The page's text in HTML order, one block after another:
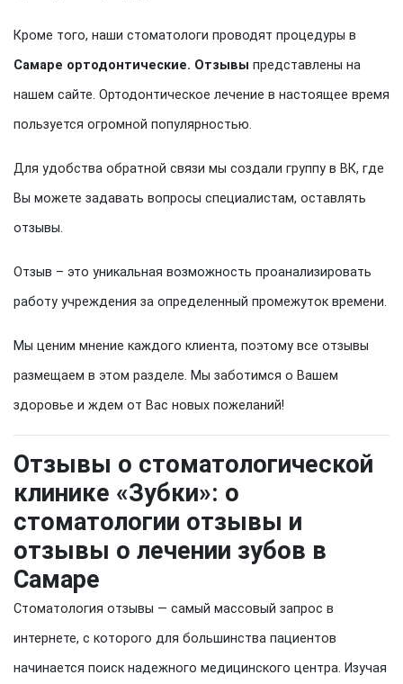
Кроме того, наши стоматологи проводят процедуры в
Самаре ортодонтические. Отзывы представлены на
нашем сайте. Ортодонтическое лечение в настоящее время
пользуется огромной популярностью.
Для удобства обратной связи мы создали группу в ВК, где
Вы можете задавать вопросы специалистам, оставлять
отзывы.
Отзыв – это уникальная возможность проанализировать
работу учреждения за определенный промежуток времени.
Мы ценим мнение каждого клиента, поэтому все отзывы
размещаем в этом разделе. Мы заботимся о Вашем
здоровье и ждем от Вас новых пожеланий!
Отзывы о стоматологической
клинике «Зубки»: о
стоматологии отзывы и
отзывы о лечении зубов в
Самаре
Стоматология отзывы — самый массовый запрос в
интернете, с которого для большинства пациентов
начинается поиск надежного медицинского центра. Изучая